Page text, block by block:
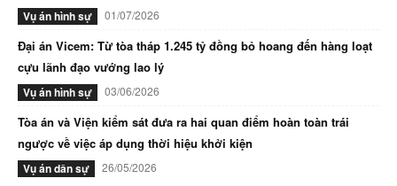
Vụ án hình sự 01/07/2026
Đại án Vicem: Từ tòa tháp 1.245 tỷ đồng bỏ hoang đến hàng loạt
cựu lãnh đạo vướng lao lý
Vụ án hình sự 03/06/2026
Tòa án và Viện kiểm sát đưa ra hai quan điểm hoàn toàn trái
ngược về việc áp dụng thời hiệu khởi kiện
Vụ án dân sự 26/05/2026